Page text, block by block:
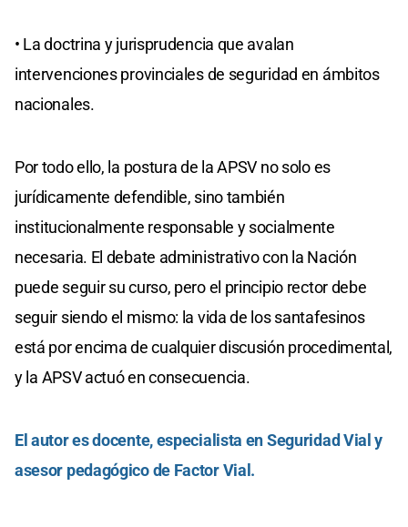
• La doctrina y jurisprudencia que avalan
intervenciones provinciales de seguridad en ámbitos
nacionales.
Por todo ello, la postura de la APSV no solo es
jurídicamente defendible, sino también
institucionalmente responsable y socialmente
necesaria. El debate administrativo con la Nación
puede seguir su curso, pero el principio rector debe
seguir siendo el mismo: la vida de los santafesinos
está por encima de cualquier discusión procedimental,
y la APSV actuó en consecuencia.
El autor es docente, especialista en Seguridad Vial y
asesor pedagógico de Factor Vial.